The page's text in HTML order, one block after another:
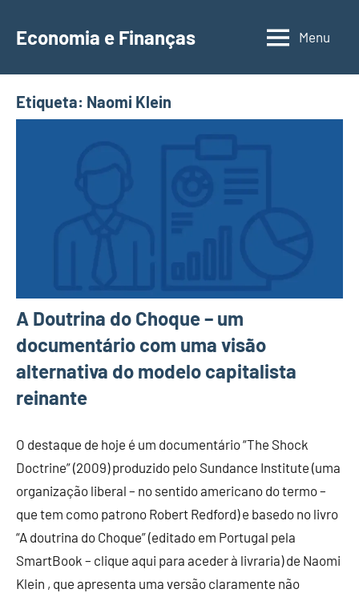
para
conteúdo
Economia e Finanças
Depósitos
IRS,
Finanças
Menu
Etiqueta: Naomi Klein
A Doutrina do Choque – um
documentário com uma visão
alternativa do modelo capitalista
reinante
O destaque de hoje é um documentário “The Shock
Doctrine” (2009) produzido pelo Sundance Institute (uma
organização liberal – no sentido americano do termo –
que tem como patrono Robert Redford) e basedo no livro
“A doutrina do Choque” (editado em Portugal pela
SmartBook – clique aqui para aceder à livraria) de Naomi
Klein , que apresenta uma versão claramente não